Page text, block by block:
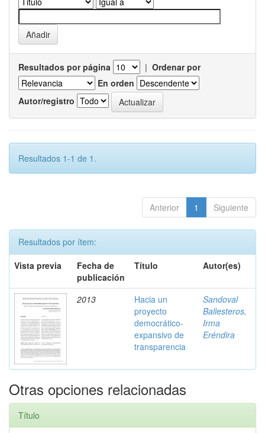
Resultados por página | Ordenar por
En orden
Autor/registro
Resultados 1-1 de 1.
Anterior 1 Siguiente
Resultados por ítem:
Vista previa
Fecha de
publicación
Título Autor(es)
2013
Hacia un
proyecto
democrático-
expansivo de
transparencia
Sandoval
Ballesteros,
Irma
Eréndira
Otras opciones relacionadas
Título